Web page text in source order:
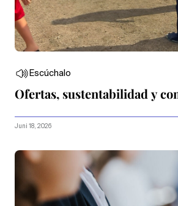
Escúchalo
Ofertas, sustentabilidad y
Juni 18, 2026